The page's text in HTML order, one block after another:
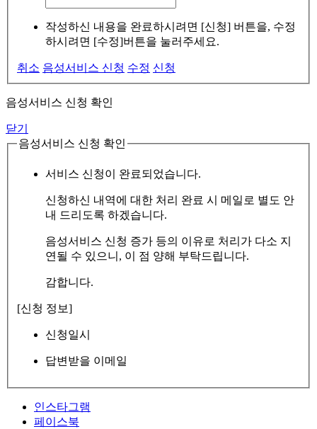
작성하신 내용을 완료하시려면 [신청] 버튼을, 수정
하시려면 [수정]버튼을 눌러주세요.
취소 음성서비스 신청 수정 신청
음성서비스 신청 확인
닫기
음성서비스 신청 확인
서비스 신청이 완료되었습니다.
신청하신 내역에 대한 처리 완료 시 메일로 별도 안
내 드리도록 하겠습니다.
음성서비스 신청 증가 등의 이유로 처리가 다소 지
연될 수 있으니, 이 점 양해 부탁드립니다.
감합니다.
[신청 정보]
신청일시
답변받을 이메일
인스타그램
페이스북